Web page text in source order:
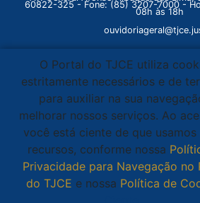
60822-325 - Fone: (85) 3207-7000 -
08h às 18h
O Portal do TJCE utiliza
estritamente necessários e de
para auxiliar na sua
melhorar nossos serviços. Ao
você está ciente de que usamos
recursos, conforme nossa
Privacidade para Navegação no
do TJCE e nossa Política de